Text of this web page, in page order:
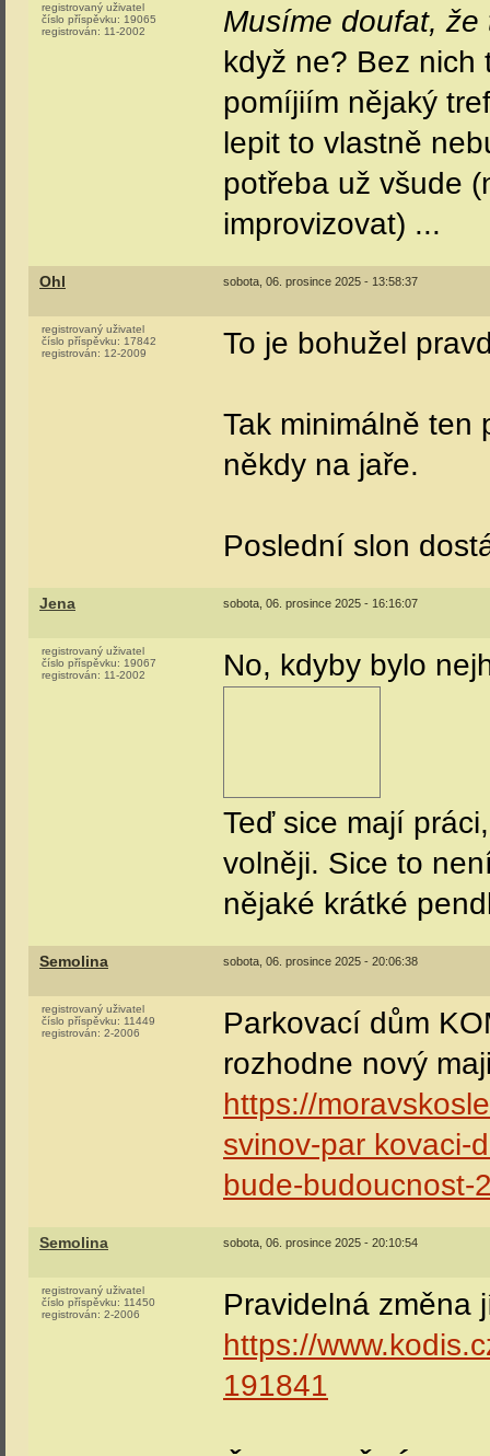
registrovaný uživatel
číslo příspěvku: 19065
registrován: 11-2002
Musíme doufat,
když ne? Bez nich
pomíjiím nějaký
lepit to vlastně
potřeba už všude
improvizovat) ...
Ohl sobota, 06. prosince 2025 - 13:58:37
registrovaný uživatel
číslo příspěvku: 17842
registrován: 12-2009 To je bohužel
Tak minimálně ten
někdy na jaře.
Poslední slon
Jena sobota, 06. prosince 2025 - 16:16:07
registrovaný uživatel
číslo příspěvku: 19067
registrován: 11-2002 No, kdyby bylo
Teď sice mají
volněji. Sice to
nějaké krátké
Semolina sobota, 06. prosince 2025 - 20:06:38
registrovaný uživatel
číslo příspěvku: 11449
registrován: 2-2006
Parkovací dům
rozhodne nový
https://
svinov-par kovaci-
bude-budoucnost-
Semolina sobota, 06. prosince 2025 - 20:10:54
registrovaný uživatel
číslo příspěvku: 11450
registrován: 2-2006
Pravidelná změna
https://
191841